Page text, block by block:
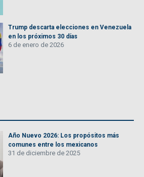
Trump descarta elecciones en Venezuela
en los próximos 30 días
6 de enero de 2026
Año Nuevo 2026: Los propósitos más
comunes entre los mexicanos
31 de diciembre de 2025